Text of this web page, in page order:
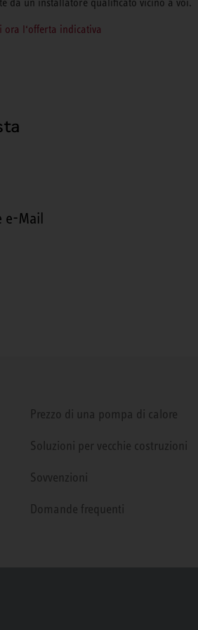
da un installatore qualificato vicino a voi.
ora l‘offerta indicativa
e-Mail
Prezzo di una pompa di calore
Soluzioni per vecchie costruzioni
Sovvenzioni
Domande frequenti